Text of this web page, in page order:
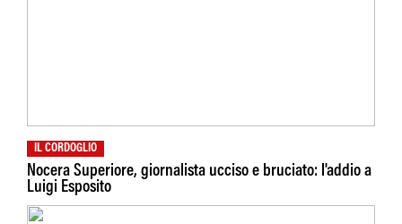
IL CORDOGLIO
Nocera Superiore, giornalista ucciso e bruciato: l'addio a
Luigi Esposito